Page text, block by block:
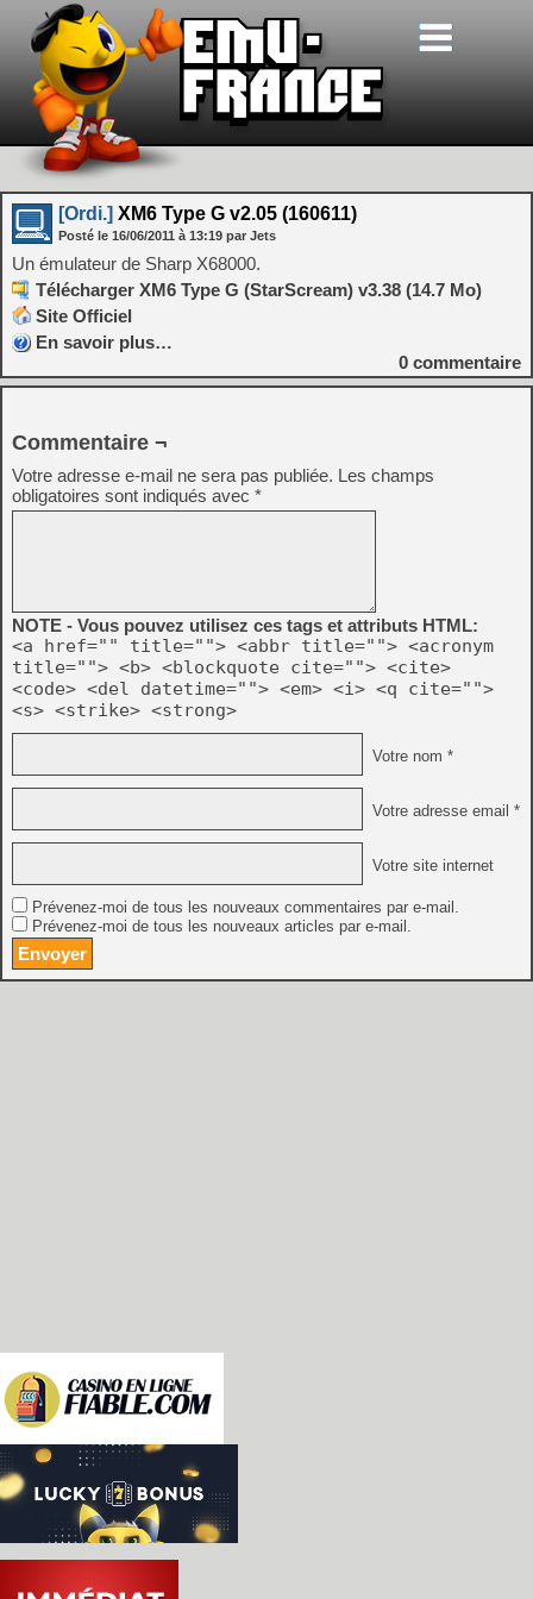
[Ordi.] XM6 Type G v2.05 (160611)
Posté le 16/06/2011 à 13:19 par Jets
Un émulateur de Sharp X68000.
Télécharger XM6 Type G (StarScream) v3.38 (14.7 Mo)
Site Officiel
En savoir plus…
0 commentaire
Commentaire ¬
Votre adresse e-mail ne sera pas publiée. Les champs
obligatoires sont indiqués avec *
NOTE - Vous pouvez utilisez ces tags et attributs HTML:
<a href="" title=""> <abbr title=""> <acronym
title=""> <b> <blockquote cite=""> <cite>
<code> <del datetime=""> <em> <i> <q cite="">
<s> <strike> <strong>
Votre nom *
Votre adresse email *
Votre site internet
Prévenez-moi de tous les nouveaux commentaires par e-mail.
Prévenez-moi de tous les nouveaux articles par e-mail.